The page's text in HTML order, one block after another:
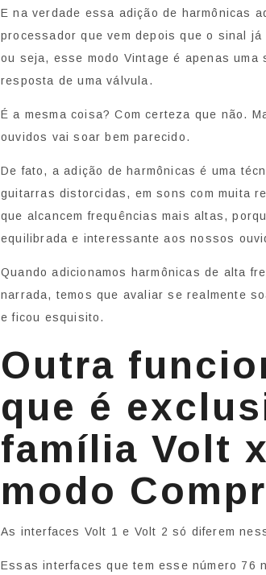
E na verdade essa adição de harmônicas
processador que vem depois que o sinal
ou seja, esse modo Vintage é apenas
resposta de uma válvula.
É a mesma coisa? Com certeza que não.
ouvidos vai soar bem parecido.
De fato, a adição de harmônicas é uma
guitarras distorcidas, em sons com muita
que alcancem frequências mais altas,
equilibrada e interessante aos nossos
Quando adicionamos harmônicas de alta
narrada, temos que avaliar se realmente
e ficou esquisito.
Outra
que é
família Volt
modo
As interfaces Volt 1 e Volt 2 só diferem
Essas interfaces que tem esse número 76